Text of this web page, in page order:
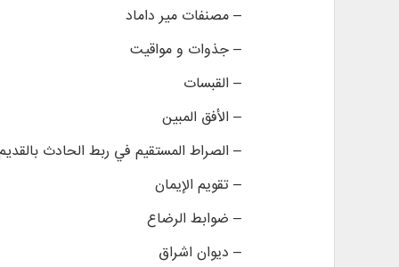
– مصنفات میر داماد
– جذوات و مواقیت
– القبسات
– الأفق المبین
– ‏الصراط المستقيم في ربط الحادث
– تقویم الإیمان
– ضوابط الرضاع
– دیوان اشراق